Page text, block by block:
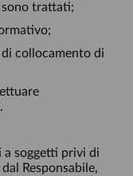
sono trattati;
collocamento di
a soggetti privi di
Responsabile,